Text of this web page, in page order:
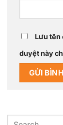
Lưu tên
duyệt này